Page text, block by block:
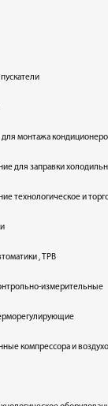
монтажа
для заправки
технологическое и
, ТРВ
измерительные
компрессора и